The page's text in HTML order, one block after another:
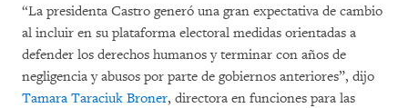
“La presidenta Castro generó una gran expectativa de cambio
al incluir en su plataforma electoral medidas orientadas a
defender los derechos humanos y terminar con años de
negligencia y abusos por parte de gobiernos anteriores”, dijo
Tamara Taraciuk Broner, directora en funciones para las